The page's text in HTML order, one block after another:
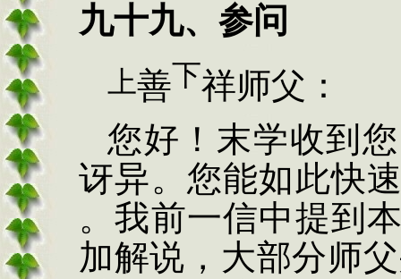
九十九、 参问
上善下祥师父：
您好！末学收到
讶异。您能如此快
。我前一信中提到
加解说 ， 大部分师